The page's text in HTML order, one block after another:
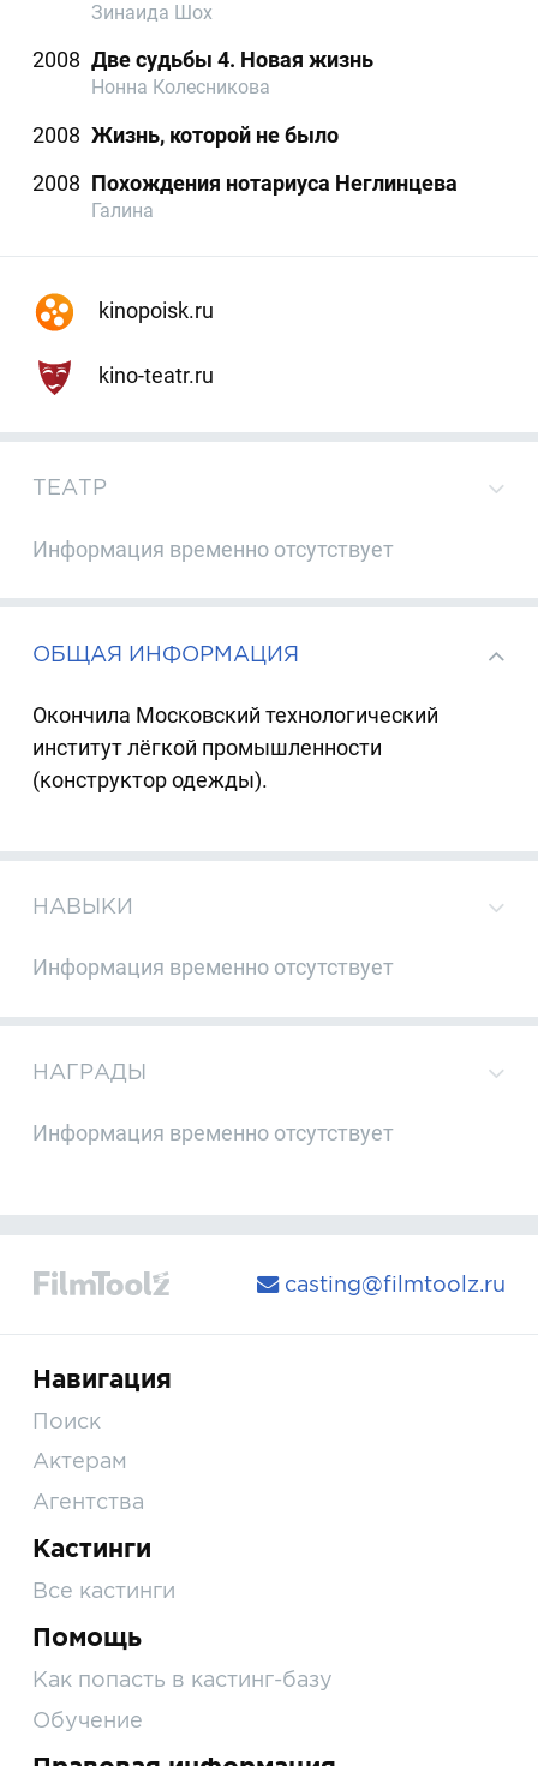
Зинаида Шох
2008 Две судьбы 4. Новая жизнь
Нонна Колесникова
2008 Жизнь, которой не было
2008 Похождения нотариуса Неглинцева
Галина
kinopoisk.ru
kino-teatr.ru
ТЕАТР
Информация временно отсутствует
ОБЩАЯ ИНФОРМАЦИЯ
Окончила Московский технологический
институт лёгкой промышленности
(конструктор одежды).
НАВЫКИ
Информация временно отсутствует
НАГРАДЫ
Информация временно отсутствует
casting@filmtoolz.ru
Навигация
Поиск
Актерам
Агентства
Кастинги
Все кастинги
Помощь
Как попасть в кастинг-базу
Обучение